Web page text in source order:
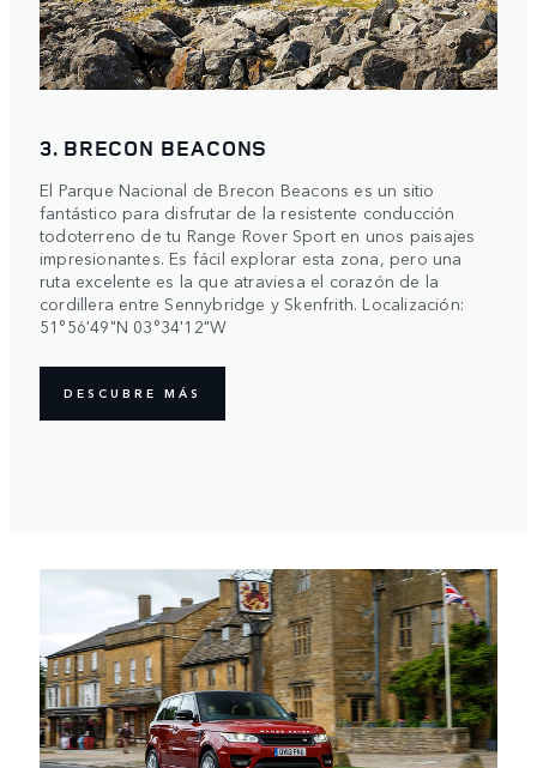
3. BRECON BEACONS
El Parque Nacional de Brecon Beacons es un sitio
fantástico para disfrutar de la resistente conducción
todoterreno de tu Range Rover Sport en unos paisajes
impresionantes. Es fácil explorar esta zona, pero una
ruta excelente es la que atraviesa el corazón de la
cordillera entre Sennybridge y Skenfrith. Localización:
51°56'49"N 03°34'12"W
DESCUBRE MÁS